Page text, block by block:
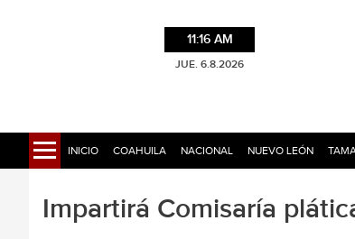
11:16 AM
JUE. 6.8.2026
INICIO COAHUILA NACIONAL NUEVO LEÓN
Impartirá Comisaría